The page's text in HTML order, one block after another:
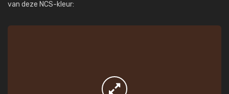
van deze NCS-kleur: